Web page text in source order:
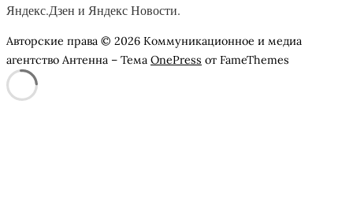
Яндекс.Дзен и Яндекс Новости.
Авторские права © 2026 Коммуникационное и медиа
агентство Антенна – Тема OnePress от FameThemes